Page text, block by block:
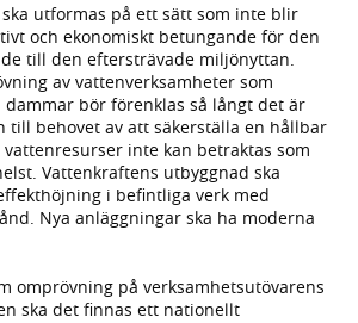
utformas på ett sätt som inte blir
och ekonomiskt betungande för den
till den eftersträvade miljönyttan.
av vattenverksamheter som
bör förenklas så långt det är
till behovet av att säkerställa en hållbar
inte kan betraktas som
Vattenkraftens utbyggnad ska
i befintliga verk med
Nya anläggningar ska ha moderna
omprövning på verksamhetsutövarens
ska det finnas ett nationellt